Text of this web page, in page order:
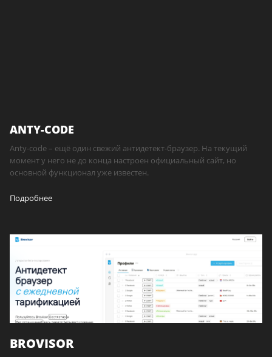
ANTY-CODE
Anty-code – ещё один свежий антидетект-браузер. На текущий
момент у него не до конца настроен официальный сайт, но
основной функционал уже известен.
Подробнее
BROVISOR